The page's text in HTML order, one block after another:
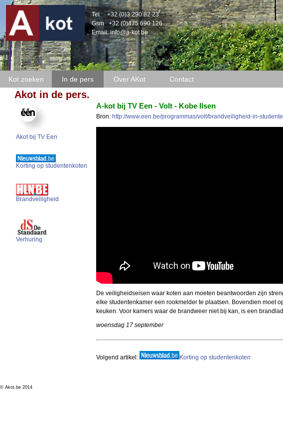
Tel+32 (0)3 290 82 23
Gsm +32 (0)475 690 126
Email:info@a-kot.be
Kot zoeken In de pers Over AKot Contact
Akot in de pers.
Akot bij TV Een
Korting op studentenkoten
Brandveiligheid
Verhuring
A-kot bij TV Een - Volt - Kobe Ilsen
Bron: http://www.een.be/programmas/volt/brandveiligheid-in-
De veiligheidseisen waar koten aan moeten beantwoorden zijn
elke studentenkamer een rookmelder te plaatsen. Bovendien moet
keuken. Voor kamers waar de brandweer niet bij kan, is een
woensdag 17 september
Volgend artikel: Korting op studentenkoten
© Akot.be 2014